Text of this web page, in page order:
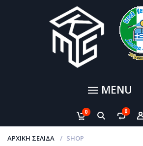
MENU
0 0
ΑΡΧΙΚΉ ΣΕΛΊΔΑ SHOP